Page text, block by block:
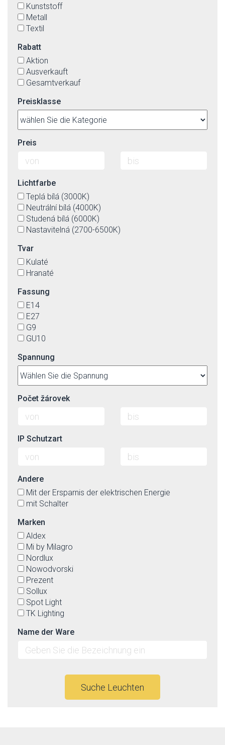
Kunststoff
Metall
Textil
Rabatt
Aktion
Ausverkauft
Gesamtverkauf
Preisklasse
Preis
Lichtfarbe
Teplá bílá (3000K)
Neutrální bílá (4000K)
Studená bílá (6000K)
Nastavitelná (2700-6500K)
Tvar
Kulaté
Hranaté
Fassung
E14
E27
G9
GU10
Spannung
Počet žárovek
IP Schutzart
Andere
Mit der Ersparnis der elektrischen Energie
mit Schalter
Marken
Aldex
Mi by Milagro
Nordlux
Nowodvorski
Prezent
Sollux
Spot Light
TK Lighting
Name der Ware
Suche Leuchten